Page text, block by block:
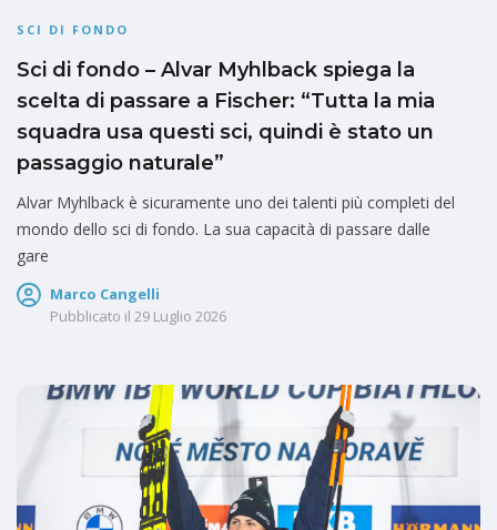
SCI DI FONDO
Sci di fondo – Alvar Myhlback spiega la
scelta di passare a Fischer: “Tutta la mia
squadra usa questi sci, quindi è stato un
passaggio naturale”
Alvar Myhlback è sicuramente uno dei talenti più completi del
mondo dello sci di fondo. La sua capacità di passare dalle
gare
Marco Cangelli
Pubblicato il 29 Luglio 2026